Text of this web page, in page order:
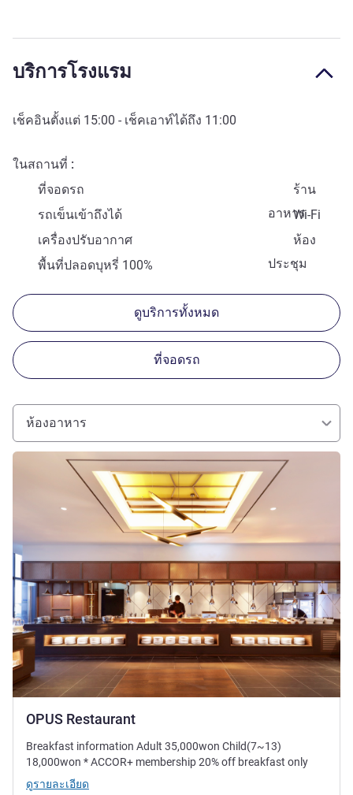
บริการโรงแรม
เช็คอินตั้งแต่ 15:00 - เช็คเอาท์ได้ถึง 11:00
ในสถานที่
ที่จอดรถ
ร้าน
อาหาร
รถเข็นเข้าถึงได้
Wi-Fi
เครื่องปรับอากาศ
ห้อง
ประชุม
พื้นที่ปลอดบุหรี่ 100%
ดูบริการทั้งหมด
ที่จอดรถ
ห้องอาหาร
OPUS Restaurant
ดูรายละเอียด
Breakfast information Adult 35,000won Child(7~13)
18,000won * ACCOR+ membership 20% off breakfast only
ดูรายละเอียด